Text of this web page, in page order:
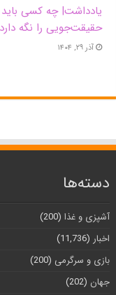
یادداشت| ‌چه کسی
حقیقت‌جویی را نگه
آذر ۲۹, ۱۴۰۴
دسته‌ها
آشپزی و غذا (200)
اخبار (11,736)
بازی و سرگرمی (200)
جهان (202)